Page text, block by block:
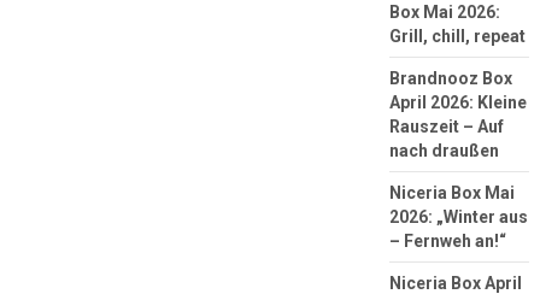
Box Mai 2026:
Grill, chill, repeat
Brandnooz Box
April 2026: Kleine
Rauszeit – Auf
nach draußen
Niceria Box Mai
2026: „Winter aus
– Fernweh an!“
Niceria Box April